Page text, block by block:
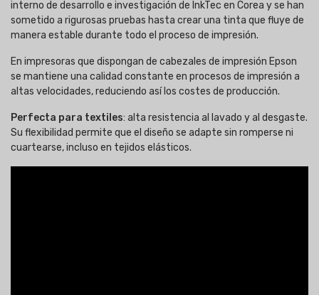
interno de desarrollo e investigación de InkTec en Corea y se han
sometido a rigurosas pruebas hasta crear una tinta que fluye de
manera estable durante todo el proceso de impresión.
En impresoras que dispongan de cabezales de impresión Epson
se mantiene una calidad constante en procesos de impresión a
altas velocidades, reduciendo así los costes de producción.
Perfecta para textiles: alta resistencia al lavado y al desgaste.
Su flexibilidad permite que el diseño se adapte sin romperse ni
cuartearse, incluso en tejidos elásticos.